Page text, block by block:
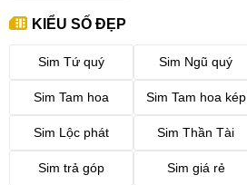
KIỂU SỐ ĐẸP
Sim Tứ quý Sim Ngũ quý
Sim Tam hoa Sim Tam hoa kép
Sim Lộc phát Sim Thần Tài
Sim trả góp Sim giá rẻ